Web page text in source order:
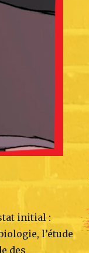
initial :
l’étude
des